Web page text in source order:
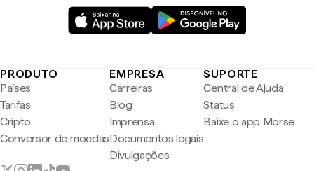
PRODUTO
Países
Tarifas
Cripto
Conversor de moedas
EMPRESA
Carreiras
Blog
Imprensa
Documentos legais
Divulgações
SUPORTE
Central de Ajuda
Status
Baixe o app Morse